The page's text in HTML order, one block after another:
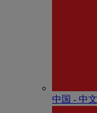
中国 - 中